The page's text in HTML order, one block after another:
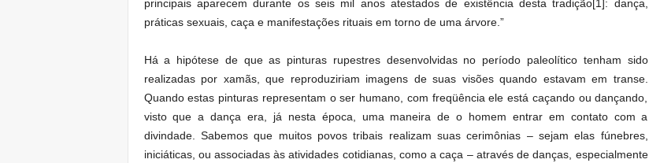
principais aparecem durante os seis mil anos atestados de existência desta tradição[1]: dança,
práticas sexuais, caça e manifestações rituais em torno de uma árvore.”
Há a hipótese de que as pinturas rupestres desenvolvidas no período paleolítico tenham sido
realizadas por xamãs, que reproduziriam imagens de suas visões quando estavam em transe.
Quando estas pinturas representam o ser humano, com freqüência ele está caçando ou dançando,
visto que a dança era, já nesta época, uma maneira de o homem entrar em contato com a
divindade. Sabemos que muitos povos tribais realizam suas cerimônias – sejam elas fúnebres,
iniciáticas, ou associadas às atividades cotidianas, como a caça – através de danças, especialmente